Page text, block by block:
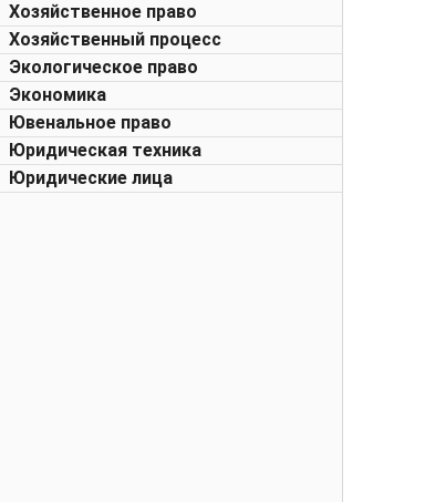
Хозяйственное право
Хозяйственный процесс
Экологическое право
Экономика
Ювенальное право
Юридическая техника
Юридические лица